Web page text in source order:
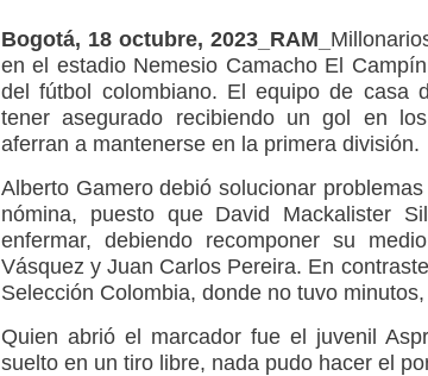
Bogotá, 18 octubre, 2023_RAM_
en el estadio Nemesio Camacho El
del fútbol colombiano. El equipo de casa
tener asegurado recibiendo un gol en
aferran a mantenerse en la primera división.
Alberto Gamero debió solucionar
nómina, puesto que David Mackalister
enfermar, debiendo recomponer su
Vásquez y Juan Carlos Pereira. En
Selección Colombia, donde no tuvo
Quien abrió el marcador fue el juvenil
suelto en un tiro libre, nada pudo hacer el